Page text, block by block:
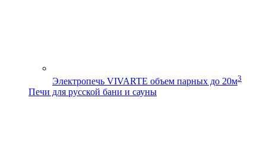
Электропечь VIVARTE объем парных до 20м3
Печи для русской бани и сауны